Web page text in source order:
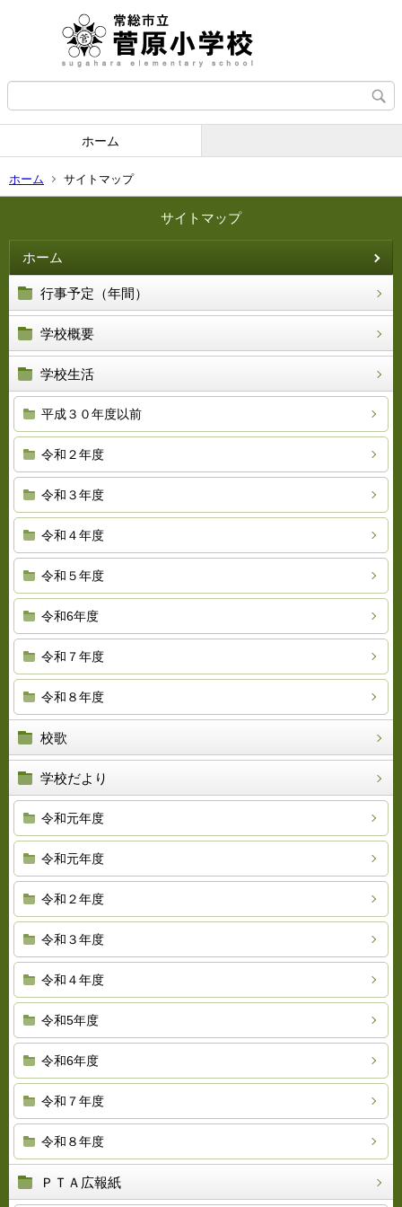
ホーム
ホーム サイトマップ
サイトマップ
ホーム
行事予定（年間）
学校概要
学校生活
平成３０年度以前
令和２年度
令和３年度
令和４年度
令和５年度
令和6年度
令和７年度
令和８年度
校歌
学校だより
令和元年度
令和元年度
令和２年度
令和３年度
令和４年度
令和5年度
令和6年度
令和７年度
令和８年度
ＰＴＡ広報紙